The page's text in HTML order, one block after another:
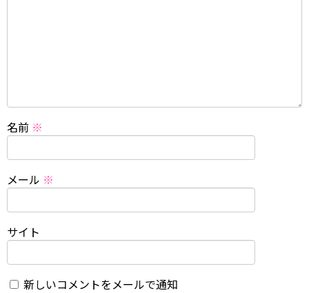
名前 ※
メール ※
サイト
新しいコメントをメールで通知